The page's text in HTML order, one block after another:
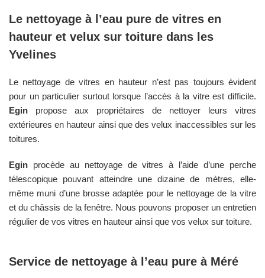
Le nettoyage à l’eau pure de vitres en
hauteur et velux sur toiture dans les
Yvelines
Le nettoyage de vitres en hauteur n’est pas toujours évident
pour un particulier surtout lorsque l’accès à la vitre est difficile.
Egin propose aux propriétaires de nettoyer leurs vitres
extérieures en hauteur ainsi que des velux inaccessibles sur les
toitures.
Egin procède au nettoyage de vitres à l’aide d’une perche
télescopique pouvant atteindre une dizaine de mètres, elle-
même muni d’une brosse adaptée pour le nettoyage de la vitre
et du châssis de la fenêtre. Nous pouvons proposer un entretien
régulier de vos vitres en hauteur ainsi que vos velux sur toiture.
Service de nettoyage à l’eau pure à Méré